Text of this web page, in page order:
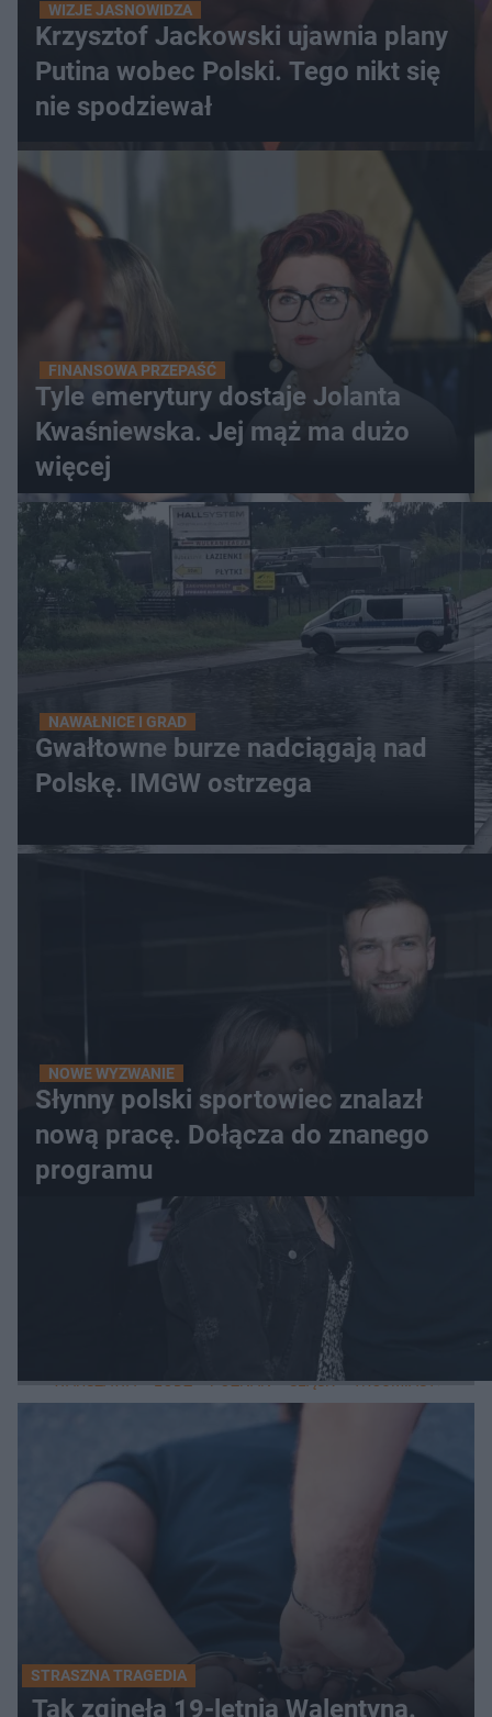
WIZJE JASNOWIDZA
Krzysztof Jackowski ujawnia plany
Putina wobec Polski. Tego nikt się
nie spodziewał
FINANSOWA PRZEPAŚĆ
Tyle emerytury dostaje Jolanta
Kwaśniewska. Jej mąż ma dużo
więcej
NAWAŁNICE I GRAD
Gwałtowne burze nadciągają nad
Polskę. IMGW ostrzega
NOWE WYZWANIE
Słynny polski sportowiec znalazł
nową pracę. Dołącza do znanego
programu
WARSZAWA ŁÓDŹ POZNAŃ ŚLĄSK TRÓJMIASTO
STRASZNA TRAGEDIA
Tak zginęła 19-letnia Walentyna.